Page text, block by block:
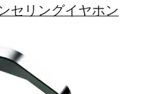
セリングイヤホン